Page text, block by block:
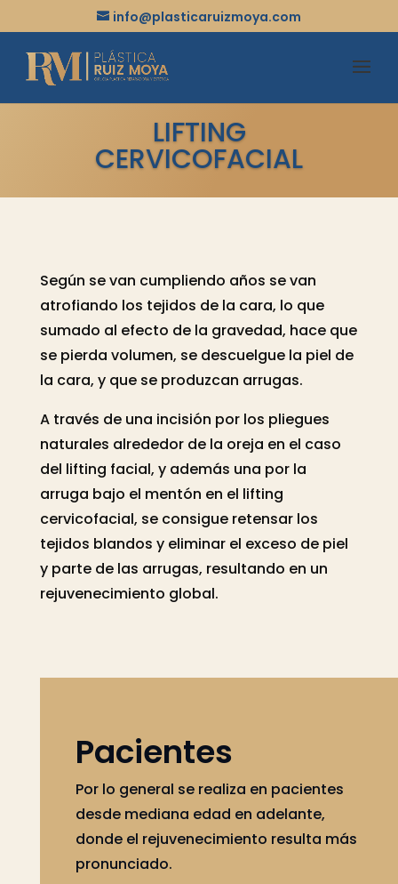
info@plasticaruizmoya.com
LIFTING
CERVICOFACIAL
Según se van cumpliendo años se van
atrofiando los tejidos de la cara, lo que
sumado al efecto de la gravedad, hace que
se pierda volumen, se descuelgue la piel de
la cara, y que se produzcan arrugas.
A través de una incisión por los pliegues
naturales alrededor de la oreja en el caso
del lifting facial, y además una por la
arruga bajo el mentón en el lifting
cervicofacial, se consigue retensar los
tejidos blandos y eliminar el exceso de piel
y parte de las arrugas, resultando en un
rejuvenecimiento global.
Pacientes
Por lo general se realiza en pacientes
desde mediana edad en adelante,
donde el rejuvenecimiento resulta más
pronunciado.